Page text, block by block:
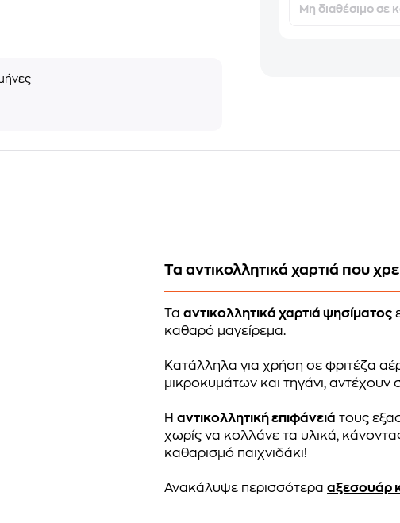
Μη διαθέσιμο σε
Τα αντικολλητικά χαρτιά που
Τααντικολλητικά χαρτιά ψησίματος
καθαρό μαγείρεμα.
Κατάλληλα για χρήση σε φριτέζα
μικροκυμάτων και τηγάνι, αντέχουν
Ηαντικολλητική επιφάνειά τους
χωρίς να κολλάνε τα υλικά,
καθαρισμό παιχνιδάκι!
Ανακάλυψε περισσότερααξεσουάρ